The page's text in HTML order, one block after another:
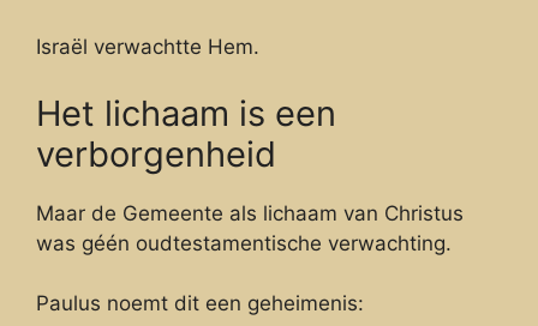
Israël verwachtte Hem.
Het lichaam is een
verborgenheid
Maar de Gemeente als lichaam van Christus
was géén oudtestamentische verwachting.
Paulus noemt dit een geheimenis: